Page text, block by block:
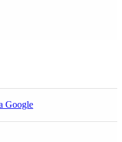
Google